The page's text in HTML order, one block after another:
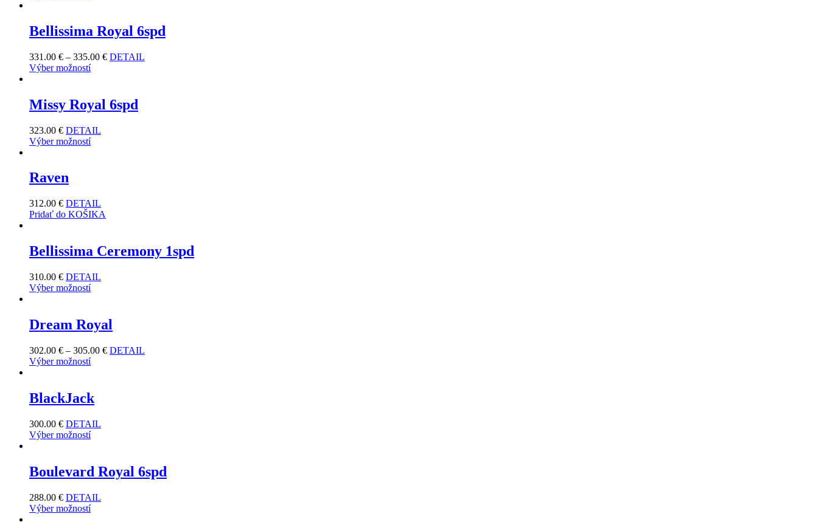
Bellissima Royal 6spd
331.00 € – 335.00 € DETAIL
Výber možností
Missy Royal 6spd
323.00 € DETAIL
Výber možností
Raven
312.00 € DETAIL
Pridať do KOŠIKA
Bellissima Ceremony 1spd
310.00 € DETAIL
Výber možností
Dream Royal
302.00 € – 305.00 € DETAIL
Výber možností
BlackJack
300.00 € DETAIL
Výber možností
Boulevard Royal 6spd
288.00 € DETAIL
Výber možností